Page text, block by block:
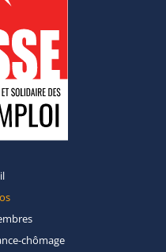
chômage